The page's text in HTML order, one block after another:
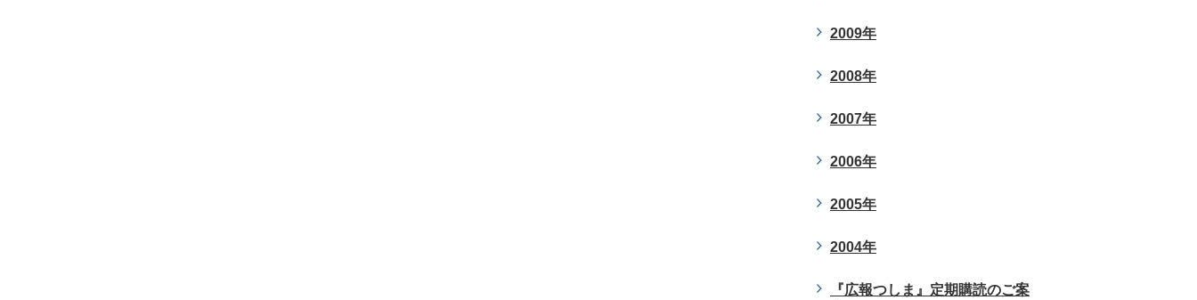
2009年
2008年
2007年
2006年
2005年
2004年
『広報つしま』定期購読のご案